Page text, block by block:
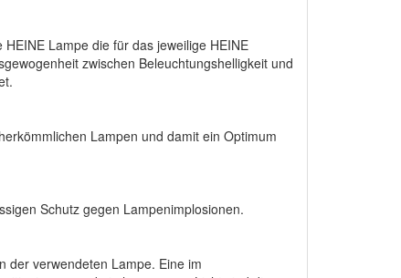
Lampe die für das jeweilige HEINE
zwischen Beleuchtungshelligkeit und
Lampen und damit ein Optimum
Schutz gegen Lampenimplosionen.
der verwendeten Lampe. Eine im